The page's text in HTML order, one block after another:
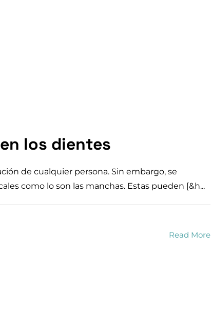
los dientes
de cualquier persona. Sin embargo, se
como lo son las manchas. Estas pueden [&h...
Read More